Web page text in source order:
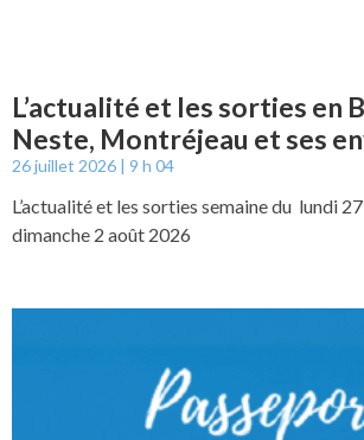
L’actualité et les sorties en
Neste, Montréjeau et ses
26 juillet 2026 9 h 04
L’actualité et les sorties semaine du lundi
dimanche 2 août 2026